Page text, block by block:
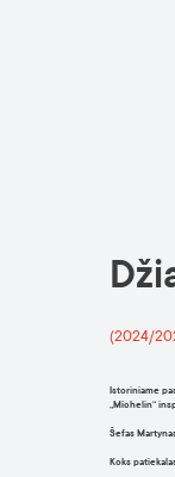
(2024/
Istoriniame
„Michelin“
Šefas
Koks